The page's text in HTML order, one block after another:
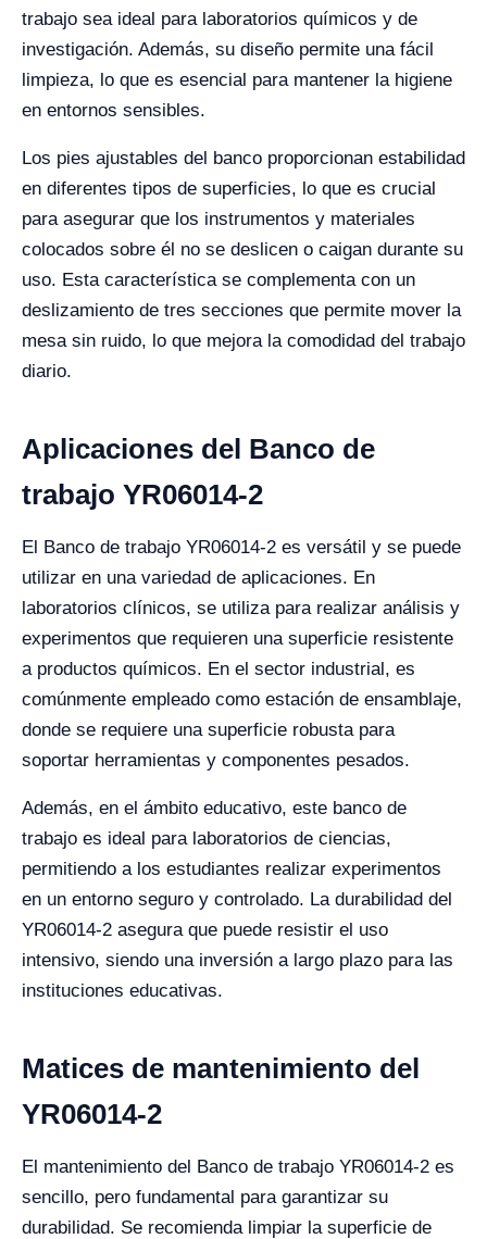
trabajo sea ideal para laboratorios químicos y de
investigación. Además, su diseño permite una fácil
limpieza, lo que es esencial para mantener la higiene
en entornos sensibles.
Los pies ajustables del banco proporcionan estabilidad
en diferentes tipos de superficies, lo que es crucial
para asegurar que los instrumentos y materiales
colocados sobre él no se deslicen o caigan durante su
uso. Esta característica se complementa con un
deslizamiento de tres secciones que permite mover la
mesa sin ruido, lo que mejora la comodidad del trabajo
diario.
Aplicaciones del Banco de
trabajo YR06014-2
El Banco de trabajo YR06014-2 es versátil y se puede
utilizar en una variedad de aplicaciones. En
laboratorios clínicos, se utiliza para realizar análisis y
experimentos que requieren una superficie resistente
a productos químicos. En el sector industrial, es
comúnmente empleado como estación de ensamblaje,
donde se requiere una superficie robusta para
soportar herramientas y componentes pesados.
Además, en el ámbito educativo, este banco de
trabajo es ideal para laboratorios de ciencias,
permitiendo a los estudiantes realizar experimentos
en un entorno seguro y controlado. La durabilidad del
YR06014-2 asegura que puede resistir el uso
intensivo, siendo una inversión a largo plazo para las
instituciones educativas.
Matices de mantenimiento del
YR06014-2
El mantenimiento del Banco de trabajo YR06014-2 es
sencillo, pero fundamental para garantizar su
durabilidad. Se recomienda limpiar la superficie de